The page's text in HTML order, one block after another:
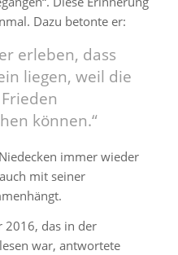
Dazu betonte er:
erleben, dass
liegen, weil die
können.“
immer wieder
mit seiner
2016, das in der
war, antwortete